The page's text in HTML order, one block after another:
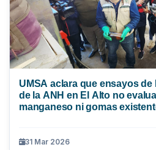
UMSA aclara que ensayos
de la ANH en El Alto no
manganeso ni gomas
31 Mar 2026